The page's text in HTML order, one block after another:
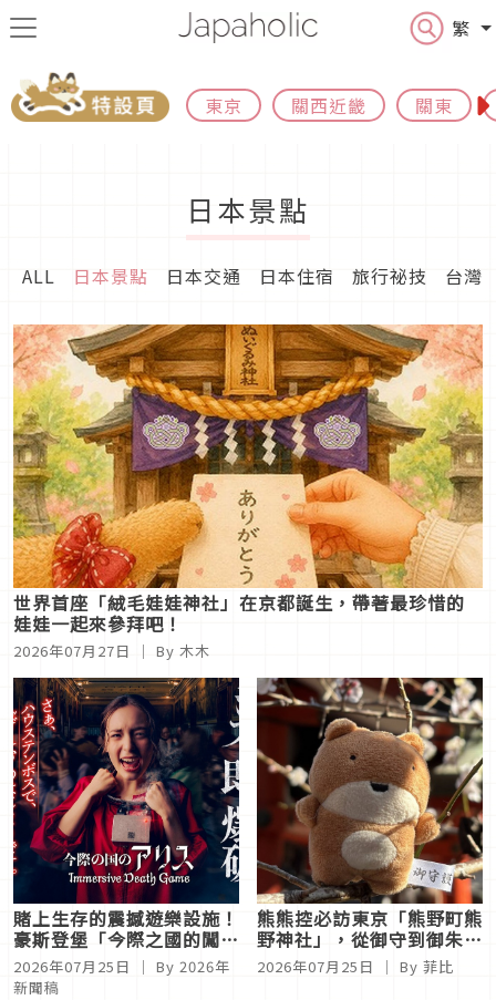
繁
東京 關西近畿 關東
日本景點
ALL 日本景點 日本交通 日本住宿 旅行祕技 台灣
世界首座「絨毛娃娃神社」在京都誕生，帶著最珍惜的
娃娃一起來參拜吧！
2026年07月27日 ｜ By 木木
賭上生存的震撼遊樂設施！
豪斯登堡「今際之國的闖關
者～沉浸式死亡遊戲～」 8
月啟動
2026年07月25日 ｜ By 2026年
新聞稿
熊熊控必訪東京「熊野町熊
野神社」，從御守到御朱印
通通都是「熊」
2026年07月25日 ｜ By 菲比